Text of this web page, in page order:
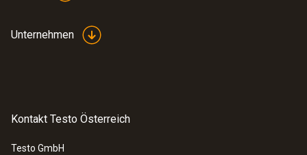
Unternehmen
Kontakt Testo Österreich
Testo GmbH